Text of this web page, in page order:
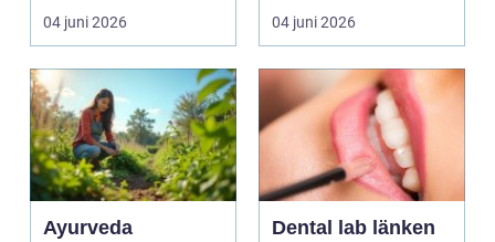
intresse för fotot...
04 juni 2026
kan plötsligt göra så
on...
04 juni 2026
Ayurveda
Dental lab länken